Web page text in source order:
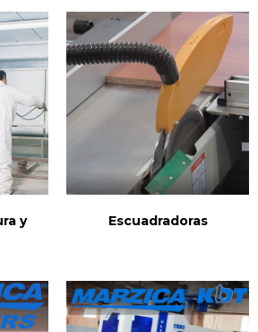
y
Escuadradoras